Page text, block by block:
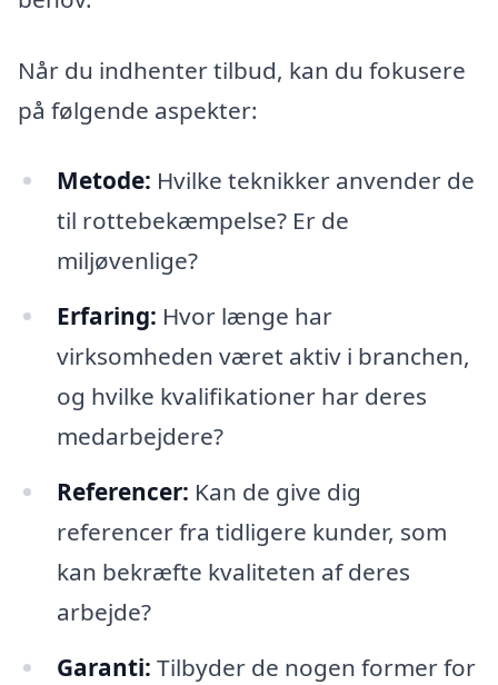
Når du indhenter tilbud, kan du fokusere
på følgende aspekter:
Metode: Hvilke teknikker anvender de
til rottebekæmpelse? Er de
miljøvenlige?
Erfaring: Hvor længe har
virksomheden været aktiv i branchen,
og hvilke kvalifikationer har deres
medarbejdere?
Referencer: Kan de give dig
referencer fra tidligere kunder, som
kan bekræfte kvaliteten af deres
arbejde?
Garanti: Tilbyder de nogen former for